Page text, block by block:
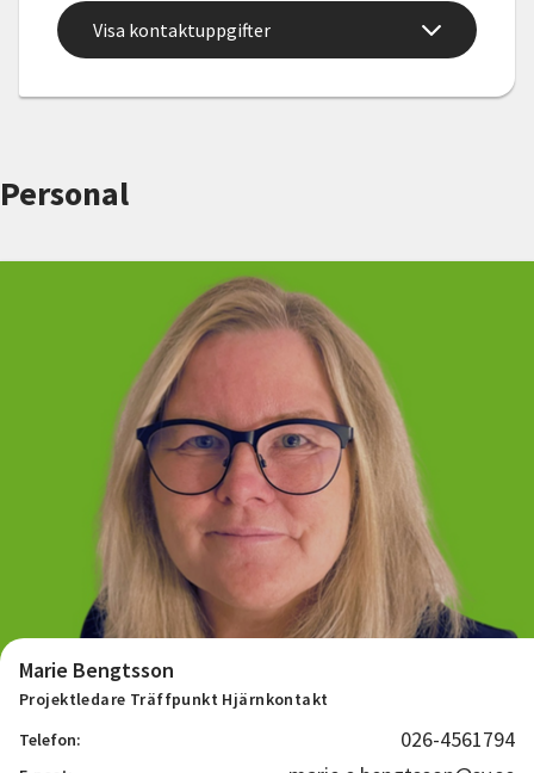
Starta studiecirkel
Visa kontaktuppgifter
Personal
Marie Bengtsson
Projektledare Träffpunkt Hjärnkontakt
Telefon:
026-4561794